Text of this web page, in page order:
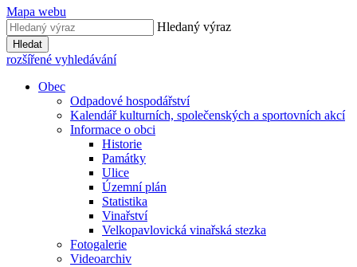
Mapa webu
Hledaný výraz
Hledat
rozšířené vyhledávání
Obec
Odpadové hospodářství
Kalendář kulturních, společenských a sportovních akcí
Informace o obci
Historie
Památky
Ulice
Územní plán
Statistika
Vinařství
Velkopavlovická vinařská stezka
Fotogalerie
Videoarchiv